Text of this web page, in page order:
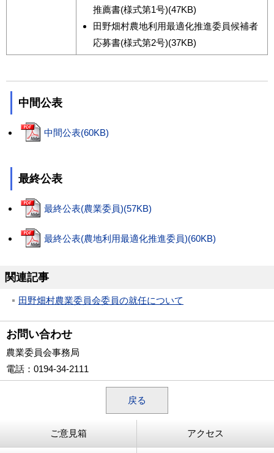
推薦書(様式第1号)(47KB)
田野畑村農地利用最適化推進委員候補者
応募書(様式第2号)(37KB)
中間公表
中間公表(60KB)
最終公表
最終公表(農業委員)(57KB)
最終公表(農地利用最適化推進委員)(60KB)
関連記事
田野畑村農業委員会委員の就任について
お問い合わせ
農業委員会事務局
電話 ：0194-34-2111
戻る
ご意見箱 アクセス